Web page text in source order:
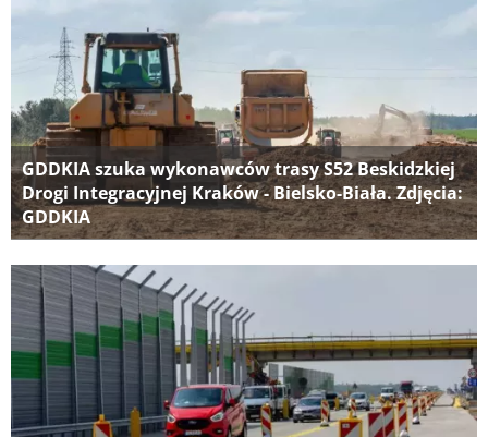
GDDKIA szuka wykonawców trasy S52 Beskidzkiej
Drogi Integracyjnej Kraków - Bielsko-Biała. Zdjęcia:
GDDKIA